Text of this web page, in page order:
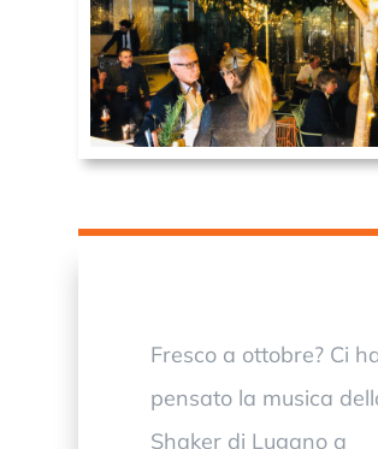
Fresco a ottobre? Ci
pensato la musica
Shaker di Lugano a